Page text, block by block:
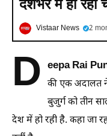
देशभर में हो रही
Vistaar News 2
D eepa Rai
की एक अदालत
बुजुर्ग को तीन
देश में हो रही है. कहा जा